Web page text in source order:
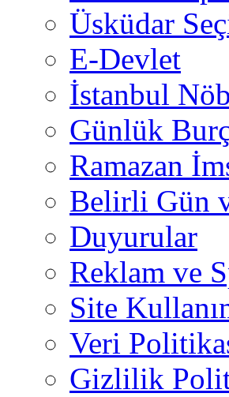
Üsküdar
E-Devlet
İstanbul
Günlük
Ramazan
Belirli Gün
Duyurular
Reklam ve
Site
Veri
Gizlilik